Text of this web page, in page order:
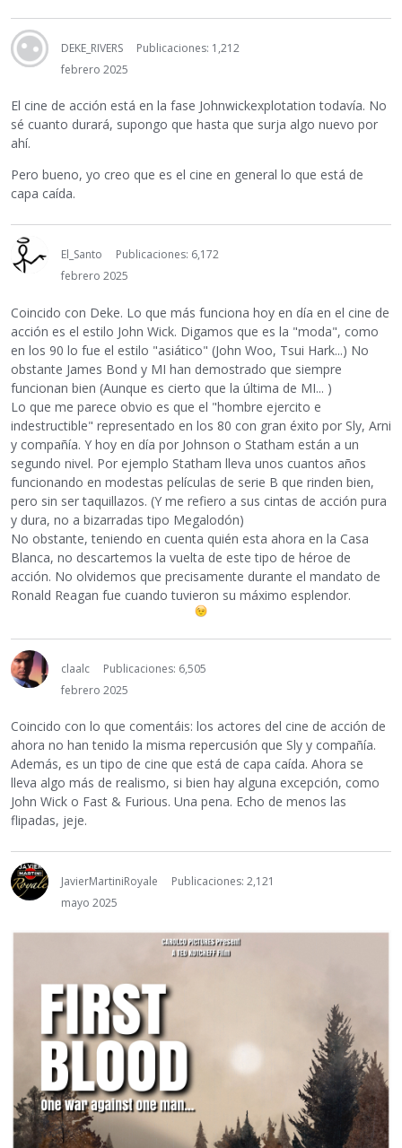
DEKE_RIVERS
Publicaciones: 1,212
febrero 2025
El cine de acción está en la fase Johnwickexplotation todavía. No
sé cuanto durará, supongo que hasta que surja algo nuevo por
ahí.
Pero bueno, yo creo que es el cine en general lo que está de
capa caída.
El_Santo
Publicaciones: 6,172
febrero 2025
Coincido con Deke. Lo que más funciona hoy en día en el cine de
acción es el estilo John Wick. Digamos que es la "moda", como
en los 90 lo fue el estilo "asiático" (John Woo, Tsui Hark...) No
obstante James Bond y MI han demostrado que siempre
funcionan bien (Aunque es cierto que la última de MI... )
Lo que me parece obvio es que el "hombre ejercito e
indestructible" representado en los 80 con gran éxito por Sly, Arni
y compañía. Y hoy en día por Johnson o Statham están a un
segundo nivel. Por ejemplo Statham lleva unos cuantos años
funcionando en modestas películas de serie B que rinden bien,
pero sin ser taquillazos. (Y me refiero a sus cintas de acción pura
y dura, no a bizarradas tipo Megalodón)
No obstante, teniendo en cuenta quién esta ahora en la Casa
Blanca, no descartemos la vuelta de este tipo de héroe de
acción. No olvidemos que precisamente durante el mandato de
Ronald Reagan fue cuando tuvieron su máximo esplendor.
claalc
Publicaciones: 6,505
febrero 2025
Coincido con lo que comentáis: los actores del cine de acción de
ahora no han tenido la misma repercusión que Sly y compañía.
Además, es un tipo de cine que está de capa caída. Ahora se
lleva algo más de realismo, si bien hay alguna excepción, como
John Wick o Fast & Furious. Una pena. Echo de menos las
flipadas, jeje.
JavierMartiniRoyale
Publicaciones: 2,121
mayo 2025